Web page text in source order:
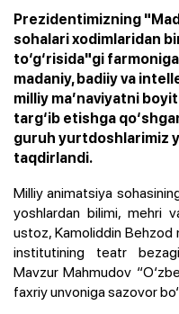
Prezidentimizning
sohalari xodimlaridan
to‘g‘risida"gi
madaniy, badiiy va
milliy ma’naviyatni
targ‘ib etishga
guruh yurtdoshlarimiz
taqdirlandi.
Milliy animatsiya
yoshlardan bilimi, mehri
ustoz, Kamoliddin
institutining teatr
Mavzur Mahmudov
faxriy unvoniga sazovor